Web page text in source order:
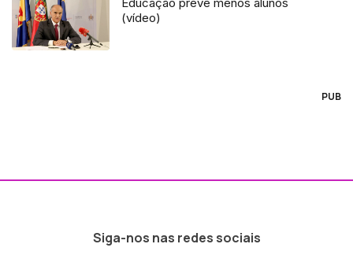
(vídeo)
PUB
Siga-nos nas redes sociais